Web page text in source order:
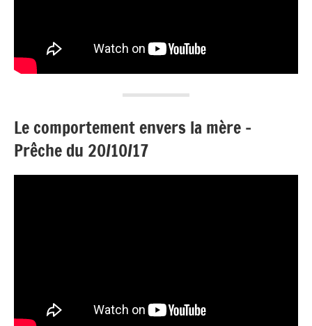
Le comportement envers la mère –
Prêche du 20/10/17